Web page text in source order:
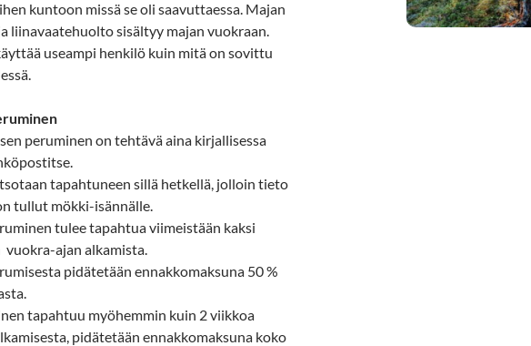
kuntoon missä se oli saavuttaessa. Majan
liinavaatehuolto sisältyy majan vuokraan.
useampi henkilö kuin mitä on sovittu
peruminen on tehtävä aina kirjallisessa
tapahtuneen sillä hetkellä, jolloin tieto
tullut mökki-isännälle.
tulee tapahtua viimeistään kaksi
ajan alkamista.
pidätetään ennakkomaksuna 50 %
tapahtuu myöhemmin kuin 2 viikkoa
pidätetään ennakkomaksuna koko